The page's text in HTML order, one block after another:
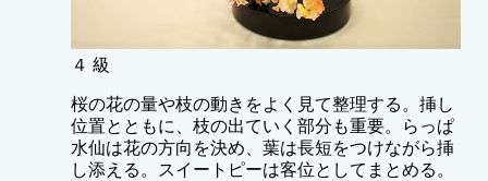
４ 級
桜の花の量や枝の動きをよく見て整理する。挿し
位置とともに、枝の出ていく部分も重要。らっぱ
水仙は花の方向を決め、葉は長短をつけながら挿
し添える。スイートピーは客位としてまとめる。